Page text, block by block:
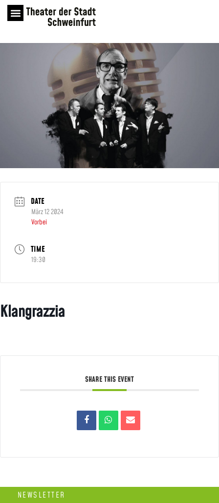
DATE
März 12 2024
Vorbei
TIME
19:30
Klangrazzia
SHARE THIS EVENT
NEWSLETTER